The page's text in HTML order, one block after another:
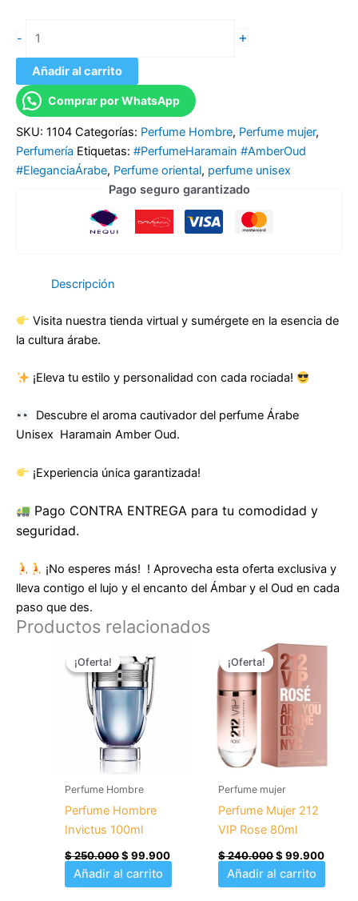
- +
Añadir al carrito
Comprar por WhatsApp
SKU: 1104 Categorías: Perfume Hombre, Perfume mujer,
Perfumería Etiquetas: #PerfumeHaramain #AmberOud
#EleganciaÁrabe, Perfume oriental, perfume unisex
Pago seguro garantizado
Descripción
Visita nuestra tienda virtual y sumérgete en la esencia de
la cultura árabe.
¡Eleva tu estilo y personalidad con cada rociada!
Descubre el aroma cautivador del perfume Árabe
Unisex Haramain Amber Oud.
¡Experiencia única garantizada!
Pago CONTRA ENTREGA para tu comodidad y
seguridad.
¡No esperes más! ! Aprovecha esta oferta exclusiva y
lleva contigo el lujo y el encanto del Ámbar y el Oud en cada
paso que des.
Productos relacionados
¡Oferta!
¡Oferta!
Perfume Hombre
Perfume Hombre
Invictus 100ml
$250.000
precio
original
era:
$ 250.000.
$ 99.900
$ 99.900.
Añadir al carrito
¡Oferta!
¡Oferta!
Perfume mujer
Perfume Mujer 212
VIP Rose 80ml
$240.000
El
precio
original
era:
$ 240.000.
$ 99.900
Añadir al carrito